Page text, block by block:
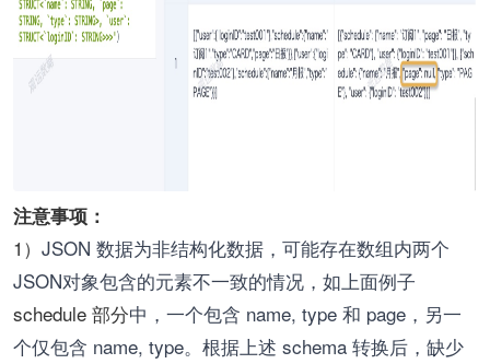
注意事项：
1） JSON 数据为非结构化数据，可能存在数组内两个
JSON对象包含的元素不一致的情况，如上面例子
schedule 部分中，一个包含 name, type 和 page，另一
个仅包含 name, type。根据上述 schema 转换后，缺少